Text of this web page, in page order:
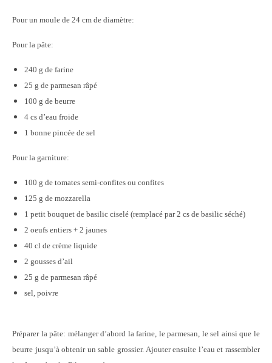
Pour un moule de 24 cm de diamètre:
Pour la pâte:
240 g de farine
25 g de parmesan râpé
100 g de beurre
4 cs d’eau froide
1 bonne pincée de sel
Pour la garniture:
100 g de tomates semi-confites ou confites
125 g de mozzarella
1 petit bouquet de basilic ciselé (remplacé par 2 cs de basilic séché)
2 oeufs entiers + 2 jaunes
40 cl de crème liquide
2 gousses d’ail
25 g de parmesan râpé
sel, poivre
Préparer la pâte: mélanger d’abord la farine, le parmesan, le sel ainsi que le
beurre jusqu’à obtenir un sable grossier. Ajouter ensuite l’eau et rassembler